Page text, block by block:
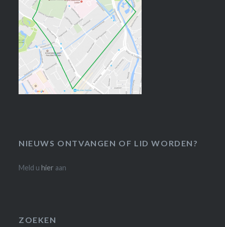
NIEUWS ONTVANGEN OF LID WORDEN?
Meld uhier aan
ZOEKEN